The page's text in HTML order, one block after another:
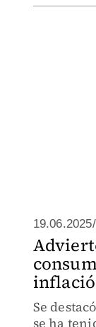
19.06.2025/
Se
se ha